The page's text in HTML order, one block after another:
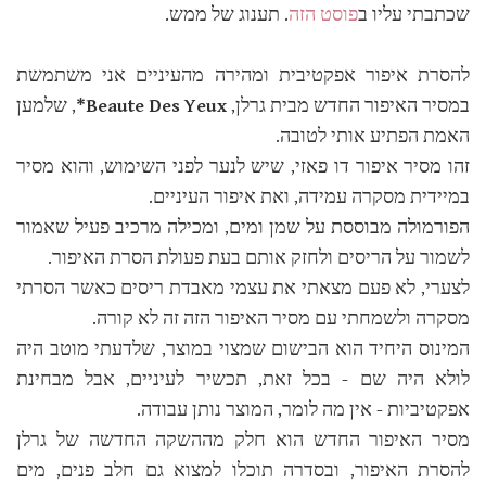
שכתבתי עליו בפוסט הזה. תענוג של ממש.
להסרת איפור אפקטיבית ומהירה מהעיניים אני משתמשת
במסיר האיפור החדש מבית גרלן, Beaute Des Yeux* , שלמען
האמת הפתיע אותי לטובה.
זהו מסיר איפור דו פאזי, שיש לנער לפני השימוש, והוא מסיר
במיידית מסקרה עמידה, ואת איפור העיניים.
הפורמולה מבוססת על שמן ומים, ומכילה מרכיב פעיל שאמור
לשמור על הריסים ולחזק אותם בעת פעולת הסרת האיפור.
לצערי, לא פעם מצאתי את עצמי מאבדת ריסים כאשר הסרתי
מסקרה ולשמחתי עם מסיר האיפור הזה זה לא קורה.
המינוס היחיד הוא הבישום שמצוי במוצר, שלדעתי מוטב היה
לולא היה שם - בכל זאת, תכשיר לעיניים, אבל מבחינת
אפקטיביות - אין מה לומר, המוצר נותן עבודה.
מסיר האיפור החדש הוא חלק מההשקה החדשה של גרלן
להסרת האיפור, ובסדרה תוכלו למצוא גם חלב פנים, מים